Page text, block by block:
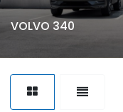
VOLVO 340